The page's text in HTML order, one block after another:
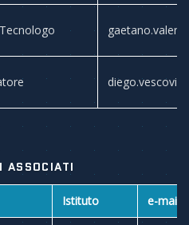
diego.vescovi
ASSOCIATI
Istituto e-mail